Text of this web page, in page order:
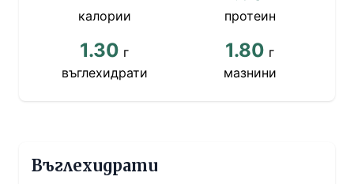
калории
протеин
1.30 г
въглехидрати
1.80 г
мазнини
Въглехидрати